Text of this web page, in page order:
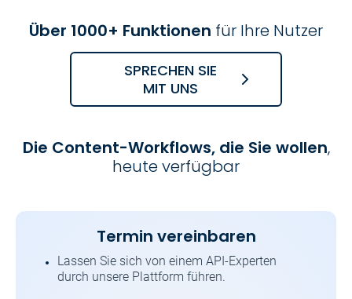
Über 1000+ Funktionen für Ihre Nutzer
SPRECHEN SIE
MIT UNS
Die Content-Workflows, die Sie wollen,
heute verfügbar
Termin vereinbaren
Lassen Sie sich von einem API-Experten
durch unsere Plattform führen.